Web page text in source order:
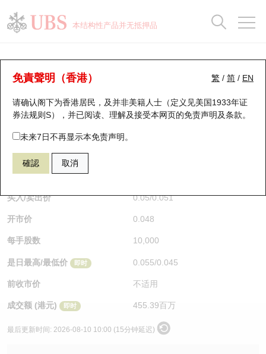
本结构性产品并无抵押品
繁 / 简 / EN
免責聲明（香港）
请确认阁下为香港居民，及并非美籍人士（定义见美国1933年证
券法规则S），并已阅读、理解及接受本网页的免责声明及条款。
未来7日不再显示本免责声明。
確認 取消
牛熊证分析仪
表现 街货统计 比较
55819 瑞银牛证 HSI 恒生指数
$0.05 即时
买入/卖出价 0.05/0.051
开市价 0.048
每手股数 10,000
是日最高/最低价 即时 0.055/0.045
前收市价 不适用
成交额 (港元) 即时 455.39百万
最后更新时间: 2026-08-10 10:00 (15分钟延迟)
瑞银认股证一览
新发行瑞银认股证
即将到期认股证
认股证到期结算价查找
认股证分析仪
认股证速算机
认股证/牛熊证日志
认股证文件及公告
街货统计
比较
牛熊全景快搜
牛熊证搜寻
牛熊证街货分布图
正股牛熊证列表
新发行瑞银牛熊证
已收回牛熊证剩余价值
牛熊证到期结算价查找
牛熊证分析仪
街货统计
比较
十大升幅/跌幅
十大认股证成交分布
十天股证占大市成交
资金流
街货统计
三十大平均引伸波幅
正股分析仪
二十大活跃股份
恒指成份股
国指成份股
科指成份股
相关资产沽空
中资ETFs溢价比较
AH 股价对照
持股比重
显示所有持股比重
每月轮证大市专题
轮证专栏
讲座及教育短片
认股证投资者教育
牛熊证投资者教育
认股证牛熊证常问问题